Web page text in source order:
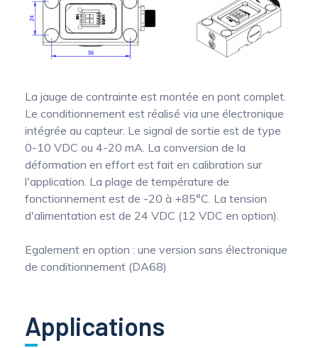
La jauge de contrainte est montée en pont complet.
Le conditionnement est réalisé via une électronique
intégrée au capteur. Le signal de sortie est de type
0-10 VDC ou 4-20 mA. La conversion de la
déformation en effort est fait en calibration sur
l'application. La plage de température de
fonctionnement est de -20 à +85°C. La tension
d'alimentation est de 24 VDC (12 VDC en option).
Egalement en option : une version sans électronique
de conditionnement (DA68)
Applications